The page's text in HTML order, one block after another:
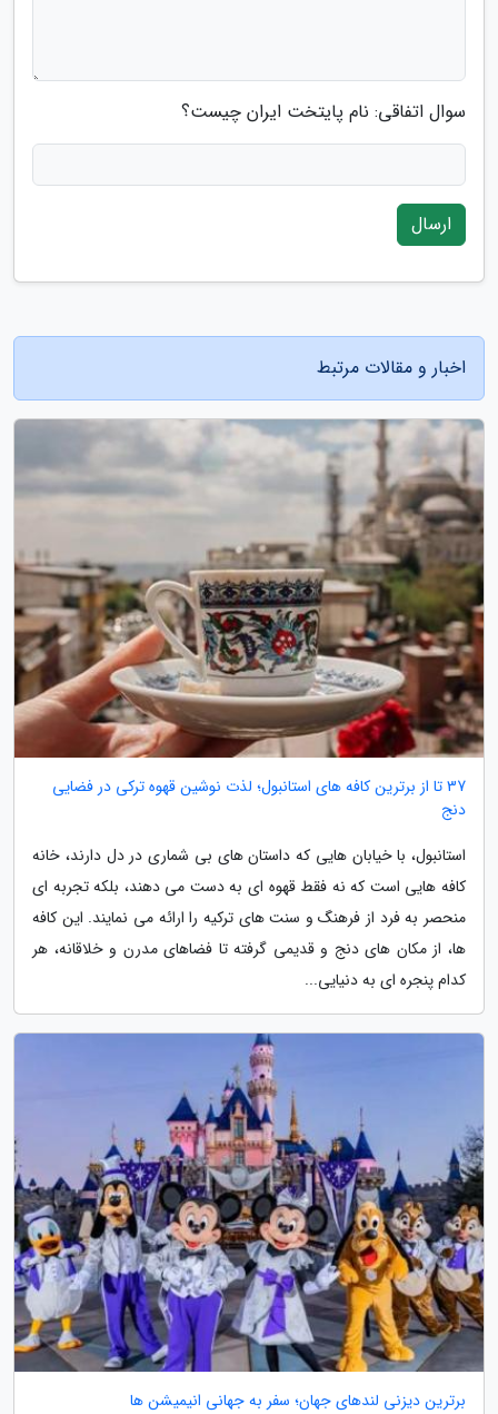
سوال اتفاقی: نام پایتخت ایران چیست؟
ارسال
اخبار و مقالات مرتبط
37 تا از برترین کافه های استانبول؛ لذت نوشین قهوه ترکی در فضایی
دنج
استانبول، با خیابان هایی که داستان های بی شماری در دل دارند، خانه
کافه هایی است که نه فقط قهوه ای به دست می دهند، بلکه تجربه ای
منحصر به فرد از فرهنگ و سنت های ترکیه را ارائه می نمایند. این کافه
ها، از مکان های دنج و قدیمی گرفته تا فضاهای مدرن و خلاقانه، هر
کدام پنجره ای به دنیایی...
برترین دیزنی لندهای جهان؛ سفر به جهانی انیمیشن ها